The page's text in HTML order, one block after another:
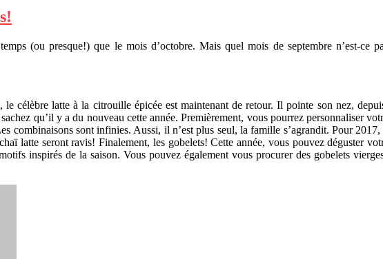
(ou presque!) que le mois d’octobre. Mais quel mois de septembre n’est-ce
célèbre latte à la citrouille épicée est maintenant de retour. Il pointe son nez,
qu’il y a du nouveau cette année. Premièrement, vous pourrez personnaliser
combinaisons sont infinies. Aussi, il n’est plus seul, la famille s’agrandit. Pour
latte seront ravis!Finalement, les gobelets! Cette année, vous pouvez déguster
inspirés de la saison. Vous pouvez également vous procurer des gobelets